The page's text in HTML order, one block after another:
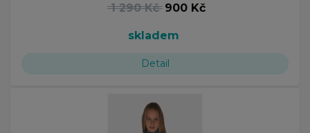
1 290 Kč 900 Kč
skladem
Detail